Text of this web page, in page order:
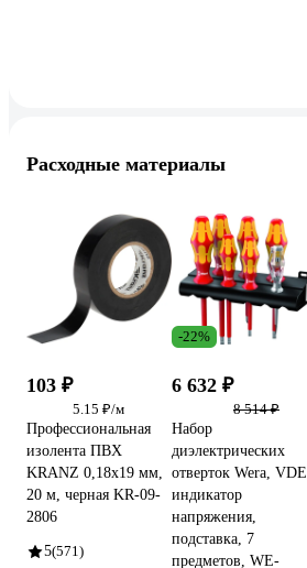
Расходные материалы
103 ₽
5.15 ₽/м
Профессиональная
изолента ПВХ
KRANZ 0,18х19 мм,
20 м, черная KR-09-
2806
5(571)
-22%
6 632 ₽
8 514 ₽
Набор
диэлектрических
отверток Wera, VDE,
индикатор
напряжения,
подставка, 7
предметов, WE-